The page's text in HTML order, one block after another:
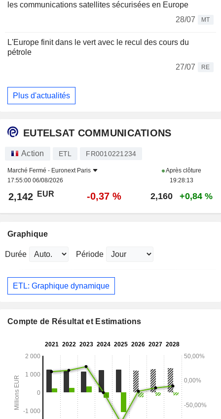
les communications satellites sécurisées en Europe
28/07
MT
L'Europe finit dans le vert avec le recul des cours du
pétrole
27/07
RE
Plus d'actualités
EUTELSAT COMMUNICATIONS
Action ETL FR0010221234
Marché Fermé - Euronext Paris
17:55:00 06/08/2026
Après clôture
19:28:13
2,142 EUR -0,37 % 2,160 +0,84 %
Graphique
Durée Période
ETL: Graphique dynamique
Compte de Résultat et Estimations